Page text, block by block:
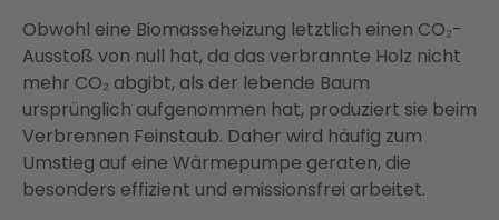
Obwohl eine Biomasseheizung letztlich einen CO₂-
Ausstoß von null hat, da das verbrannte Holz nicht
mehr CO₂ abgibt, als der lebende Baum
ursprünglich aufgenommen hat, produziert sie beim
Verbrennen Feinstaub. Daher wird häufig zum
Umstieg auf eine Wärmepumpe geraten, die
besonders effizient und emissionsfrei arbeitet.